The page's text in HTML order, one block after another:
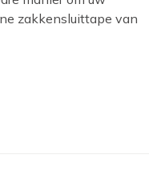
zakkensluittape van